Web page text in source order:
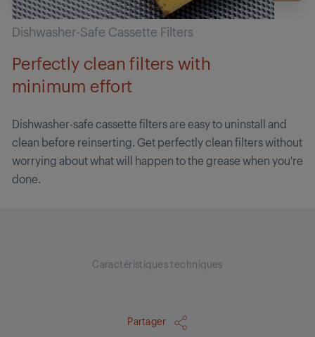
Dishwasher-Safe Cassette Filters
Perfectly clean filters with
minimum effort
Dishwasher-safe cassette filters are easy to uninstall and
clean before reinserting. Get perfectly clean filters without
worrying about what will happen to the grease when you're
done.
Caractéristiques techniques
Partager